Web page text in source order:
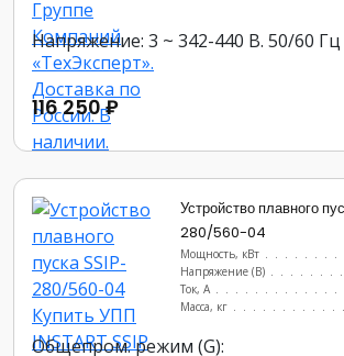
Напряжение: 3 ~ 342-440 В. 50/60 Гц
116 250 ₽
Устройство плавного
280/560-04
Мощность, кВт
Напряжение (В)
Ток, А
Масса, кг
Общепром. режим (G):